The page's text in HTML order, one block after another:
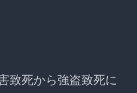
致死から強盗致死に